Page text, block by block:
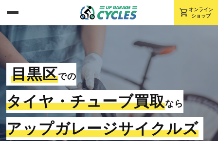
shopping_cart オンライン
ショップ
目黒区での
タイヤ・チューブ買取なら
アップガレージサイクルズ